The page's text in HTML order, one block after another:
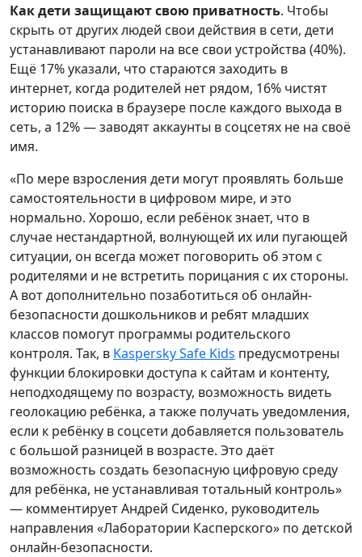
Как дети защищают свою приватность. Чтобы
скрыть от других людей свои действия в сети, дети
устанавливают пароли на все свои устройства (40%).
Ещё 17% указали, что стараются заходить в
интернет, когда родителей нет рядом, 16% чистят
историю поиска в браузере после каждого выхода в
сеть, а 12% — заводят аккаунты в соцсетях не на своё
имя.
«По мере взросления дети могут проявлять больше
самостоятельности в цифровом мире, и это
нормально. Хорошо, если ребёнок знает, что в
случае нестандартной, волнующей их или пугающей
ситуации, он всегда может поговорить об этом с
родителями и не встретить порицания с их стороны.
А вот дополнительно позаботиться об онлайн-
безопасности дошкольников и ребят младших
классов помогут программы родительского
контроля. Так, в Kaspersky Safe Kids предусмотрены
функции блокировки доступа к сайтам и контенту,
неподходящему по возрасту, возможность видеть
геолокацию ребёнка, а также получать уведомления,
если к ребёнку в соцсети добавляется пользователь
с большой разницей в возрасте. Это даёт
возможность создать безопасную цифровую среду
для ребёнка, не устанавливая тотальный контроль»
— комментирует Андрей Сиденко, руководитель
направления «Лаборатории Касперского» по детской
онлайн-безопасности.